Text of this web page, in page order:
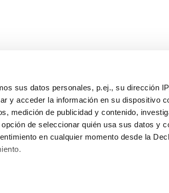
sus datos personales, p.ej., su dirección
y acceder la información en su dispositivo
medición de publicidad y contenido,
de seleccionar quién usa sus datos y
en cualquier momento desde la